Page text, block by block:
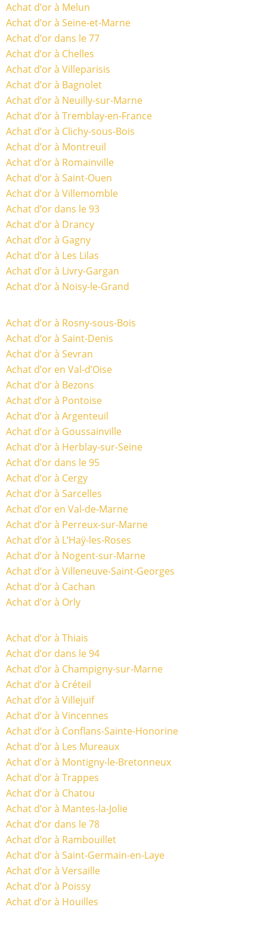
Achat d’or à Melun
Achat d’or à Seine-et-Marne
Achat d’or dans le 77
Achat d’or à Chelles
Achat d’or à Villeparisis
Achat d’or à Bagnolet
Achat d’or à Neuilly-sur-Marne
Achat d’or à Tremblay-en-France
Achat d’or à Clichy-sous-Bois
Achat d’or à Montreuil
Achat d’or à Romainville
Achat d’or à Saint-Ouen
Achat d’or à Villemomble
Achat d’or dans le 93
Achat d’or à Drancy
Achat d’or à Gagny
Achat d’or à Les Lilas
Achat d’or à Livry-Gargan
Achat d’or à Noisy-le-Grand
Achat d’or à Rosny-sous-Bois
Achat d’or à Saint-Denis
Achat d’or à Sevran
Achat d’or en Val-d’Oise
Achat d’or à Bezons
Achat d’or à Pontoise
Achat d’or à Argenteuil
Achat d’or à Goussainville
Achat d’or à Herblay-sur-Seine
Achat d’or dans le 95
Achat d’or à Cergy
Achat d’or à Sarcelles
Achat d’or en Val-de-Marne
Achat d’or à Perreux-sur-Marne
Achat d’or à L’Haÿ-les-Roses
Achat d’or à Nogent-sur-Marne
Achat d’or à Villeneuve-Saint-Georges
Achat d’or à Cachan
Achat d’or à Orly
Achat d’or à Thiais
Achat d’or dans le 94
Achat d’or à Champigny-sur-Marne
Achat d’or à Créteil
Achat d’or à Villejuif
Achat d’or à Vincennes
Achat d’or à Conflans-Sainte-Honorine
Achat d’or à Les Mureaux
Achat d’or à Montigny-le-Bretonneux
Achat d’or à Trappes
Achat d’or à Chatou
Achat d’or à Mantes-la-Jolie
Achat d’or dans le 78
Achat d’or à Rambouillet
Achat d’or à Saint-Germain-en-Laye
Achat d’or à Versaille
Achat d’or à Poissy
Achat d’or à Houilles